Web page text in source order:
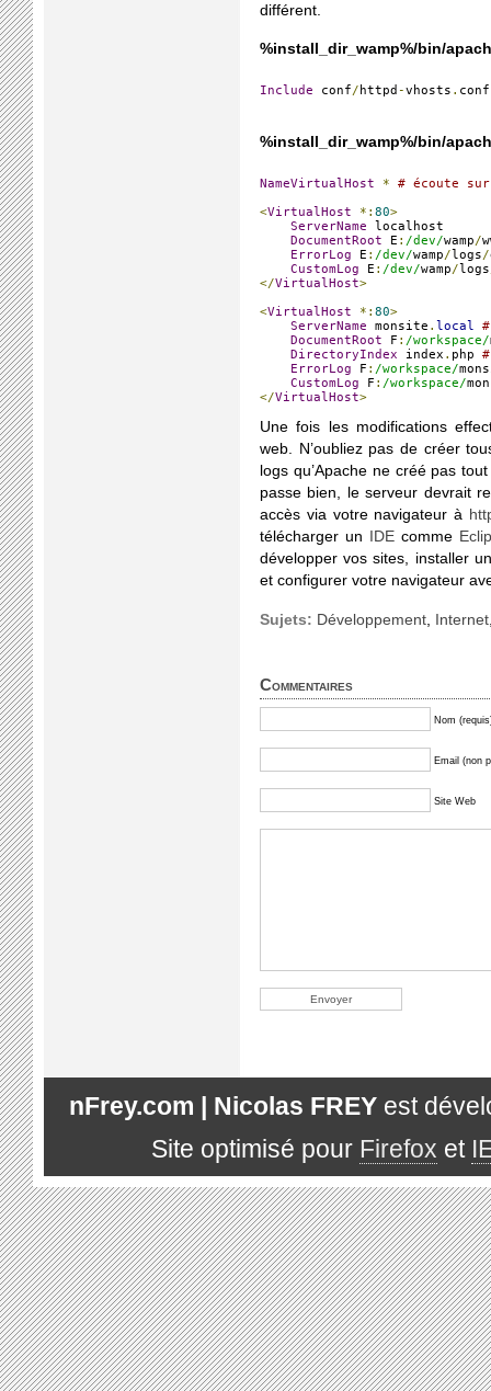
différent.
%install_dir_wamp%/bin/
Include conf/ httpd -vhosts .
%install_dir_wamp%/bin/
NameVirtualHost *
# écoute
<VirtualHost *: 80>
ServerName localhost
DocumentRoot E : /dev/wamp/
ErrorLog E : /dev/wamp/logs/
CustomLog E : /dev/wamp/logs
</VirtualHost>
<VirtualHost *: 80>
ServerName monsite . local
DocumentRoot F : /workspace/
DirectoryIndex index . php
ErrorLog F : /workspace/
CustomLog F : /workspace/
</VirtualHost>
Une fois les modifications
web. N’oubliez pas de créer
logs qu’Apache ne créé pas
passe bien, le serveur devrait
accès via votre navigateur à
télécharger un
IDE comme
développer vos sites, installer
et configurer votre navigateur
Sujets: Développement, Internet
Commentaires
Nom
Email (non
Site Web
nFrey.com | Nicolas FREYest
Site optimisé pour Firefox et